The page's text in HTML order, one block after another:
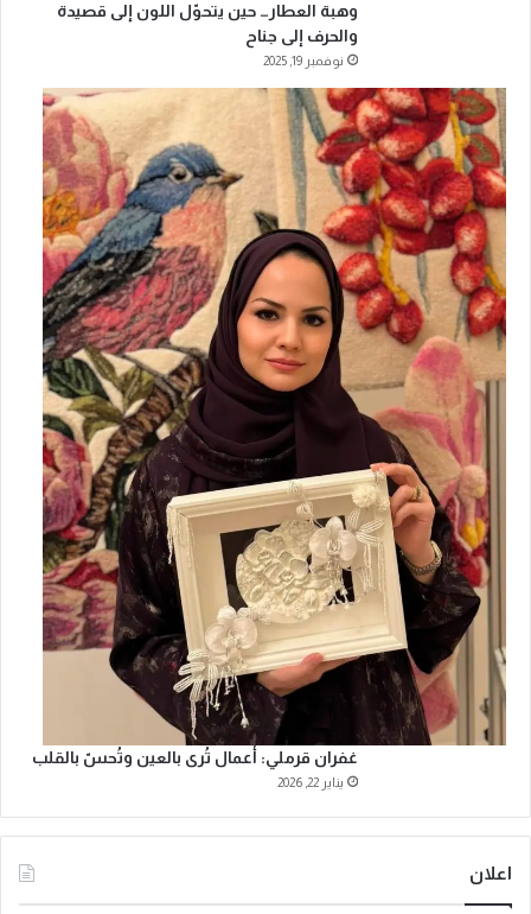
وهبة العطار… حين يتحوّل اللون إلى قصيدة
والحرف إلى جناح
نوفمبر 19, 2025
غفران قرملي: أعمال تُرى بالعين وتُحسّ بالقلب
يناير 22, 2026
اعلان